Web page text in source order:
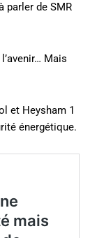
parler de SMR
Mais
et Heysham 1
énergétique.